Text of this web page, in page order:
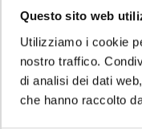
Questo sito web
Utilizziamo i cookie
nostro traffico.
di analisi dei dati
che hanno raccolto